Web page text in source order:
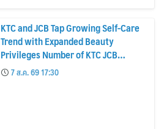
KTC and JCB Tap Growing Self-Care
Trend with Expanded Beauty
Privileges Number of KTC JCB
Cardmembers Spending on
Cosmetics Rises 26%
7 ส.ค. 69 17:30